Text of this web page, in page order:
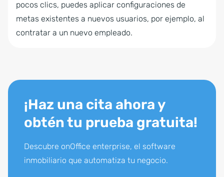
pocos clics, puedes aplicar configuraciones de
metas existentes a nuevos usuarios, por ejemplo, al
contratar a un nuevo empleado.
¡Haz una cita ahora y
obtén tu prueba gratuita!
Descubre onOffice enterprise, el software
inmobiliario que automatiza tu negocio.